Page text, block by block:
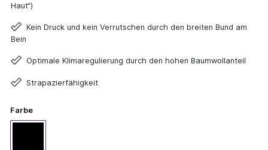
Haut“)
Kein Druck und kein Verrutschen durch den breiten Bund am
Bein
Optimale Klimaregulierung durch den hohen Baumwollanteil
Strapazierfähigkeit
Farbe